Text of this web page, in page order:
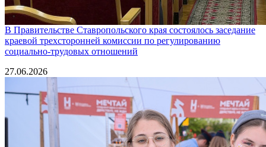
В Правительстве Ставропольского края состоялось заседание
краевой трехсторонней комиссии по регулированию
социально-трудовых отношений
27.06.2026